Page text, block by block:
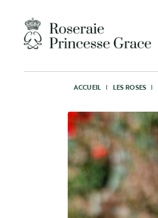
ACCUEIL I LES ROSES I